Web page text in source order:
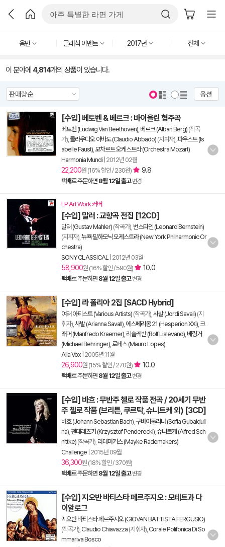
음반 클래식 이벤트 2017년 전체
이 분야에 4,814개의 상품이 있습니다.
옵션
[수입] 베토벤 & 베르크 : 바이올린 협주곡
베토벤 (Ludwig Van Beethoven) 베르크 (Alban Berg) (작곡
가), 클라우디오 아바도 (Claudio Abbado) (지휘자), 파우스트 (Is
abelle Faust) 모차르트 오케스트라 (Orchestra Mozart)
Harmonia Mundi 2012년 02월
22,200원 (16% 할인 / 230원) 9.8
택배로 주문하면 8월 12일 출고 변경
LP Art Work 커버
[수입] 말러 : 교향곡 전집 [12CD]
말러 (Gustav Mahler) (작곡가), 번스타인 (Leonard Bernstein)
(지휘자), 뉴욕 필하모닉 오케스트라 (New York Philharmonic Or
chestra)
SONY CLASSICAL| 2012년 03월
58,900원 (16% 할인 / 590원) 10.0
택배로 주문하면 8월 12일 출고 변경
[수입] 라 폴리아 2집 [SACD Hybrid]
여러 아티스트 (Various Artists) (작곡가), 사발 (Jordi Savall) (지
휘자), 사발 (Arianna Savall) 에스페리옹 21 (Hesperion XXI) 크
래머 (Manfredo Kraemer) 리슬레반 (Rolf Lislevand) 베링거
(Michael Behringer) 로페스 (Mauro Lopes)
Alia Vox 2005년 11월
26,900원 (15% 할인 / 270원) 10.0
택배로 주문하면 8월 12일 출고 변경
[수입] 바흐 : 무반주 첼로 작품 전곡 / 20세기 무반
주 첼로 작품 (브리튼, 쿠르탁, 슈니트케 외) [3CD]
바흐 (Johann Sebastian Bach) 구바이둘리나 (Sofia Gubaiduli
na) 펜데레츠키 (Krzysztof Penderecki) 슈니트케 (Alfred Sch
nittke) (작곡가), 라데마커스 (Mayke Rademakers)
Challenge 2015년 09월
36,300원 (18% 할인 / 370원)
택배로 주문하면 8월 12일 출고 변경
[수입] 지오반 바티스타 페르주지오 : 모테트과 다
이알로그
지오반 바티스타 페르주지오 (GIOVAN BATTISTA FERGUSIO)
(작곡가), Claudio Chiavazza (지휘자), Corale Polifonica Di So
mmariva Bosco